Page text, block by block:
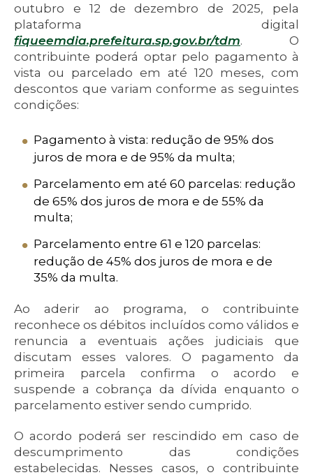
outubro e 12 de dezembro de 2025, pela
plataforma digital
fiqueemdia.prefeitura.sp.gov.br/tdm. O
contribuinte poderá optar pelo pagamento à
vista ou parcelado em até 120 meses, com
descontos que variam conforme as seguintes
condições:
Pagamento à vista: redução de 95% dos
juros de mora e de 95% da multa;
Parcelamento em até 60 parcelas: redução
de 65% dos juros de mora e de 55% da
multa;
Parcelamento entre 61 e 120 parcelas:
redução de 45% dos juros de mora e de
35% da multa.
Ao aderir ao programa, o contribuinte
reconhece os débitos incluídos como válidos e
renuncia a eventuais ações judiciais que
discutam esses valores. O pagamento da
primeira parcela confirma o acordo e
suspende a cobrança da dívida enquanto o
parcelamento estiver sendo cumprido.
O acordo poderá ser rescindido em caso de
descumprimento das condições
estabelecidas. Nesses casos, o contribuinte